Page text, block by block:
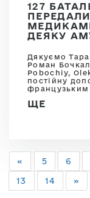
127
ПЕРЕДАЛИ
ДЕЯКУ
Дякуємо
Роман
Pobochiy,
постійну
ЩЕ
« 5 6
13
14 »